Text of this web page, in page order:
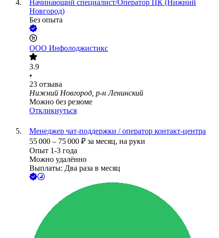
Начинающий специалист/Оператор ПК (Нижний
Новгород)
Без опыта
ООО Инфолоджистикс
3.9
•
23 отзыва
Нижний Новгород, р-н Ленинский
Можно без резюме
Откликнуться
Менеджер чат-поддержки / оператор контакт-центра
55 000 – 75 000 ₽ за месяц, на руки
Опыт 1-3 года
Можно удалённо
Выплаты: Два раза в месяц